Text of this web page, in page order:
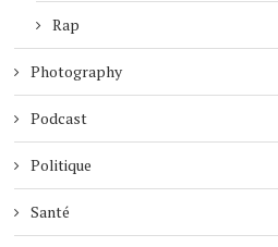
« GIGN » : LE SUCCÈS FRANÇAIS
QUI...
7 août 2026
Rap
Photography
Podcast
Politique
Santé